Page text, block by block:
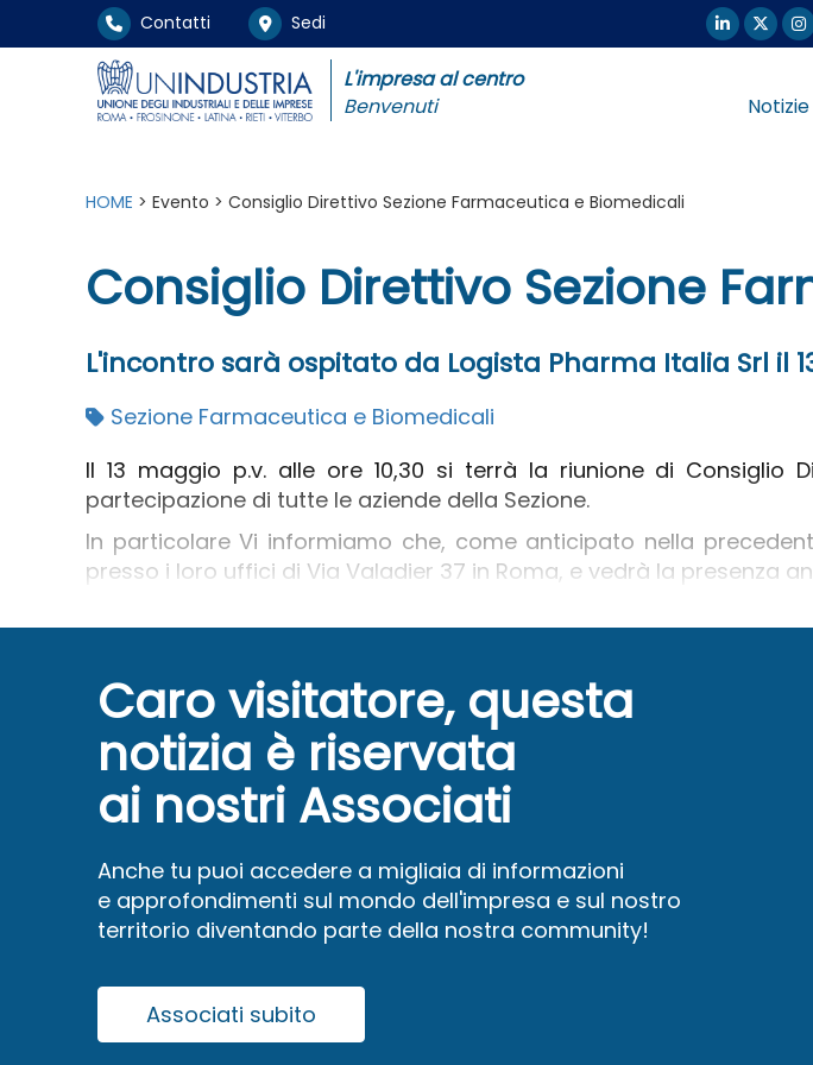
Contatti Sedi
L'impresa al centro
Benvenuti
Notizie
HOME > Evento > Consiglio Direttivo Sezione Farmaceutica e Biomedicali
Consiglio Direttivo Sezione
L'incontro sarà ospitato da Logista Pharma Italia Srl il
Sezione Farmaceutica e Biomedicali
Il 13 maggio p.v. alle ore 10,30 si terrà la riunione di Consiglio
partecipazione di tutte le aziende della Sezione.
In particolare Vi informiamo che, come anticipato nella
presso i loro uffici di Via Valadier 37 in Roma, e vedrà la presenza
Caro visitatore, questa
notizia è riservata
ai nostri Associati
Anche tu puoi accedere a migliaia di informazioni
e approfondimenti sul mondo dell'impresa e sul nostro
territorio diventando parte della nostra community!
Associati subito